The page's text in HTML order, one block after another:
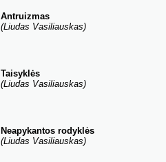
Antruizmas
(Liudas Vasiliauskas)
Taisyklės
(Liudas Vasiliauskas)
Neapykantos rodyklės
(Liudas Vasiliauskas)